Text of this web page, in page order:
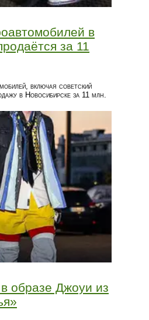
в
за 11
включая советский
в Новосибирске за 11 млн.
образе Джоуи из